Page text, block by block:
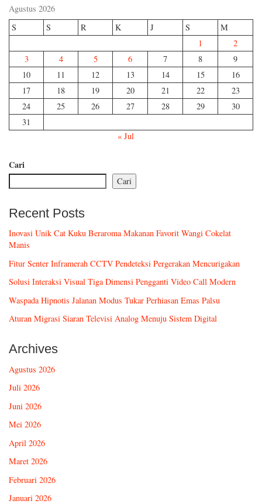
Agustus 2026
S
S R K J S
M
1
2
3
4 5 6 7 8
9
10
11 12 13 14 15
16
17
18 19 20 21 22
23
24
25 26 27 28 29
30
31
« Jul
Cari
Cari
Recent Posts
Inovasi Unik Cat Kuku Beraroma Makanan Favorit Wangi Cokelat
Manis
Fitur Senter Inframerah CCTV Pendeteksi Pergerakan Mencurigakan
Solusi Interaksi Visual Tiga Dimensi Pengganti Video Call Modern
Waspada Hipnotis Jalanan Modus Tukar Perhiasan Emas Palsu
Aturan Migrasi Siaran Televisi Analog Menuju Sistem Digital
Archives
Agustus 2026
Juli 2026
Juni 2026
Mei 2026
April 2026
Maret 2026
Februari 2026
Januari 2026